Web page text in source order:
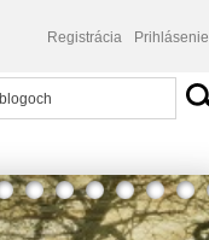
Registrácia Prihlásenie